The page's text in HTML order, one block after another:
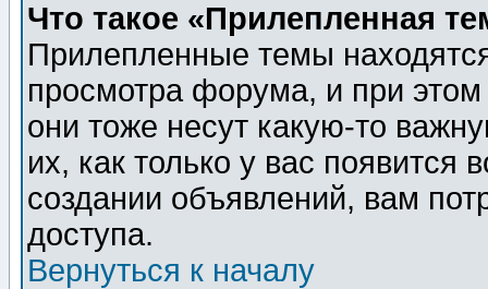
Что такое «Прилепленная
Прилепленные темы
просмотра форума, и при
они тоже несут какую-то
их, как только у вас появится
создании объявлений, вам
доступа.
Вернуться к началу